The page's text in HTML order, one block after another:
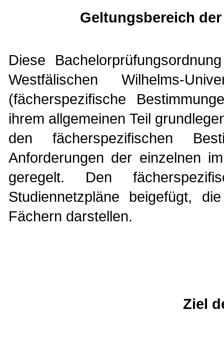
Geltungsbereich
Diese
Westfälischen
(fächerspezifische
ihrem allgemeinen Teil
den fächerspezifischen
Anforderungen der einzelnen
geregelt. Den
Studiennetzpläne beigefügt,
Fächern darstellen.
Ziel